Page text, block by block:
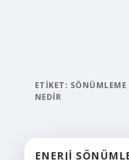
ETIKET: SÖNÜMLEME
NEDIR
ENERJI